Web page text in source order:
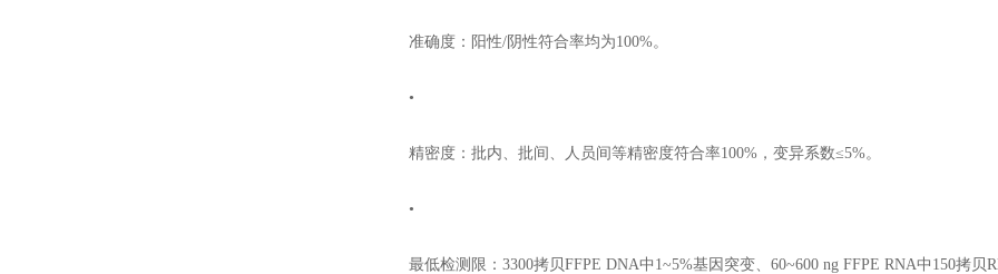
准确度：阳性/阴性符合率均为100%。
•
精密度：批内、批间、人员间等精密度符合率100%，变异系数≤5%。
•
最低检测限：3300拷贝FFPE DNA中1~5%基因突变、60~600 ng FFPE RNA中150拷贝